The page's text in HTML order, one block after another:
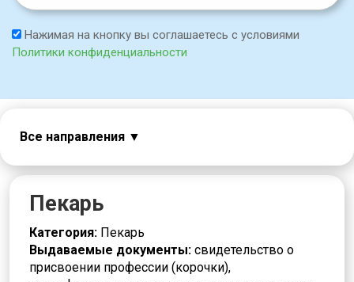
Нажимая на кнопку вы соглашаетесь с условиями
Политики конфиденциальности
Все направления
Автоматчик
Агент
Аналитик
Аппаратчик
Безопасность
Бригадир
Пекарь
Категория: Пекарь
Выдаваемые документы: свидетельство о
присвоении профессии (корочки),